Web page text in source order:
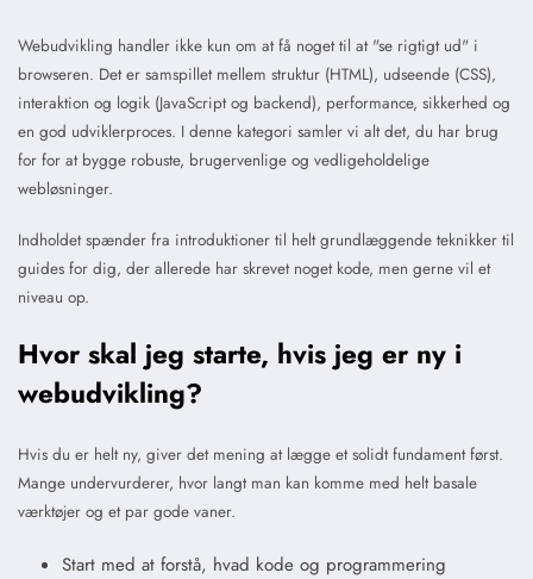
Webudvikling handler ikke kun om at få noget til at "se rigtigt ud" i
browseren. Det er samspillet mellem struktur (HTML), udseende (CSS),
interaktion og logik (JavaScript og backend), performance, sikkerhed og
en god udviklerproces. I denne kategori samler vi alt det, du har brug
for for at bygge robuste, brugervenlige og vedligeholdelige
webløsninger.
Indholdet spænder fra introduktioner til helt grundlæggende teknikker til
guides for dig, der allerede har skrevet noget kode, men gerne vil et
niveau op.
Hvor skal jeg starte, hvis jeg er ny i
webudvikling?
Hvis du er helt ny, giver det mening at lægge et solidt fundament først.
Mange undervurderer, hvor langt man kan komme med helt basale
værktøjer og et par gode vaner.
Start med at forstå, hvad kode og programmering